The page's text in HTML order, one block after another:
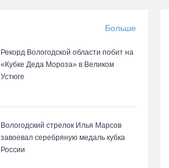
Больше
Рекорд Вологодской области побит на
«Кубке Деда Мороза» в Великом
Устюге
Вологодский стрелок Илья Марсов
завоевал серебряную медаль кубка
России